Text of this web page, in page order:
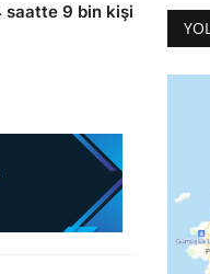
saatte 9 bin kişi